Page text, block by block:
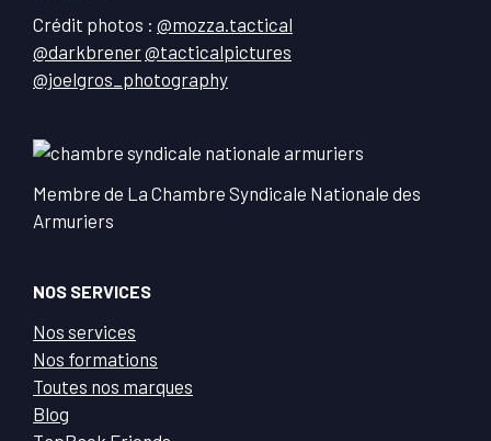
Crédit photos : @mozza.tactical
@darkbrener@tacticalpictures
@joelgros_photography
Membre de La Chambre Syndicale Nationale des
Armuriers
NOS SERVICES
Nos services
Nos formations
Toutes nos marques
Blog